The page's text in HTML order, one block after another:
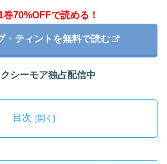
巻70%OFFで読める！
・ティントを無料で読む
シーモア独占配信中
目次